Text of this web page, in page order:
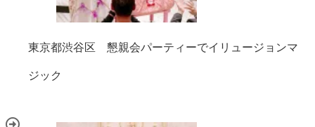
東京都渋谷区 懇親会パーティーでイリュージョンマ
ジック